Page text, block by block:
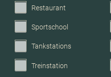
Garage
Restaurant
Sportschool
Tankstations
Treinstation